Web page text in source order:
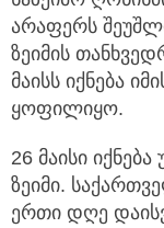
არაფერს
ზეიმის
მაისს იქნება
ყოფილიყო.
26 მაისი
ზეიმი.
ერთი დღე